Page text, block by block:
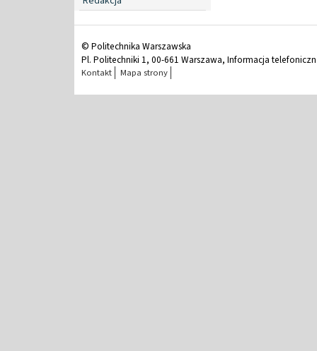
© Politechnika Warszawska
Pl. Politechniki 1, 00-661 Warszawa, Informacja
Kontakt Mapa strony